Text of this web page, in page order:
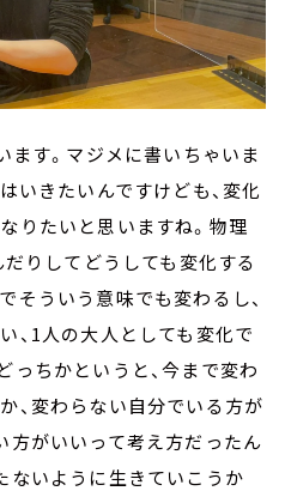
ます。マジメに書いちゃいま
いきたいんですけども、変化
りたいと思いますね。物理
りしてどうしても変化する
そういう意味でも変わるし、
、1人の大人としても変化で
っちかというと、今まで変わ
、変わらない自分でいる方が
方がいいって考え方だったん
ないように生きていこうか